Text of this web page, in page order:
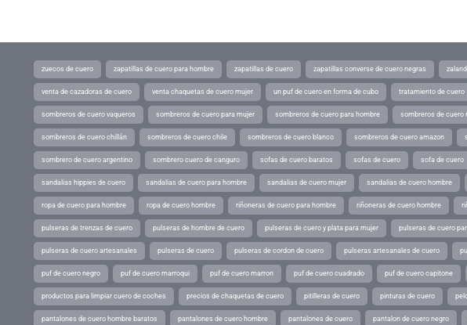
zuecos de cuero zapatillas de cuero para hombre zapatillas de cuero zapatillas converse de cuero negras
venta de cazadoras de cuero venta chaquetas de cuero mujer un puf de cuero en forma de cubo tratamiento de cuero
sombreros de cuero vaqueros sombreros de cuero para mujer sombreros de cuero para hombre sombreros de cuero
sombreros de cuero chillán sombreros de cuero chile sombreros de cuero blanco sombreros de cuero amazon
sombrero de cuero argentino sombrero cuero de canguro sofas de cuero baratos sofas de cuero sofa de cuero
sandalias hippies de cuero sandalias de cuero para hombre sandalias de cuero mujer sandalias de cuero hombre
ropa de cuero para hombre ropa de cuero hombre riñoneras de cuero para hombre riñoneras de cuero hombre
pulseras de trenzas de cuero pulseras de hombre de cuero pulseras de cuero y plata para mujer pulseras de cuero
pulseras de cuero artesanales pulseras de cuero pulseras de cordon de cuero pulseras artesanales de cuero
puf de cuero negro puf de cuero marroqui puf de cuero marron puf de cuero cuadrado puf de cuero capitone
productos para limpiar cuero de coches precios de chaquetas de cuero pitilleras de cuero pinturas de cuero
pantalones de cuero hombre baratos pantalones de cuero hombre pantalones de cuero pantalon de cuero negro